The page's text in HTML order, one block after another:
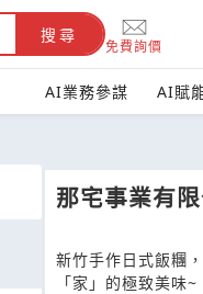
搜尋
免費詢價
AI業務參謀 AI賦
那宅事業有
新竹手作日式飯糰
「家」的極致美味~